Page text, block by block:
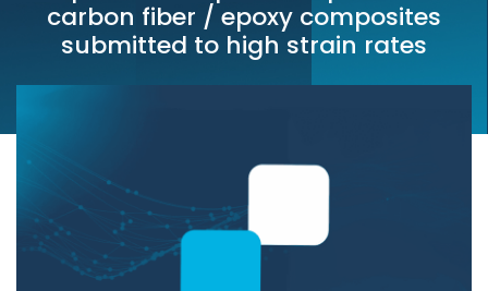
carbon fiber / epoxy composites
submitted to high strain rates